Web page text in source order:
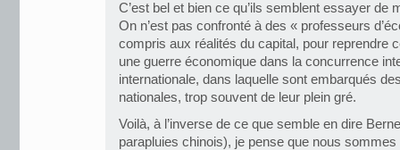
C’est bel et bien ce qu’ils semblent essayer
On n’est pas confronté à des « professeurs
compris aux réalités du capital, pour reprendre
une guerre économique dans la concurrence
internationale, dans laquelle sont embarqués
nationales, trop souvent de leur plein gré.
Voilà, à l’inverse de ce que semble en dire
parapluies chinois), je pense que nous